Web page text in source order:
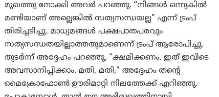
മുഖത്തു നോക്കി അവർ പറഞ്ഞു. “നിങ്ങൾ ഒന്നുകിൽ
മണ്ടിയാണ് അല്ലെങ്കിൽ സത്യസന്ധയല്ല” എന്ന് ട്രംപ്
തിരിച്ചടിച്ചു. മാധ്യമങ്ങൾ പക്ഷപാതപരവും
സത്യസന്ധതയില്ലാത്തതുമാണെന്ന് ട്രംപ് ആരോപിച്ചു.
തുടർന്ന് അദ്ദേഹം പറഞ്ഞു, “ക്ഷമിക്കണം. ഇത് ഇവിടെ
അവസാനിപ്പിക്കാം. മതി, മതി,” അദ്ദേഹം തന്റെ
മൈക്രോഫോൺ ഊരിമാറ്റി നിലത്തേക്ക് എറിഞ്ഞു.